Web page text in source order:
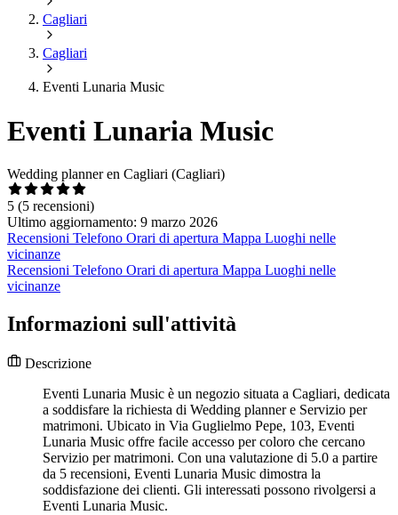
Cagliari
Cagliari
Eventi Lunaria Music
Eventi Lunaria Music
Wedding planner en Cagliari (Cagliari)
5 (5 recensioni)
Ultimo aggiornamento: 9 marzo 2026
Recensioni Telefono Orari di apertura Mappa Luoghi nelle
vicinanze
Recensioni Telefono Orari di apertura Mappa Luoghi nelle
vicinanze
Informazioni sull'attività
Descrizione
Eventi Lunaria Music è un negozio situata a Cagliari, dedicata
a soddisfare la richiesta di Wedding planner e Servizio per
matrimoni. Ubicato in Via Guglielmo Pepe, 103, Eventi
Lunaria Music offre facile accesso per coloro che cercano
Servizio per matrimoni. Con una valutazione di 5.0 a partire
da 5 recensioni, Eventi Lunaria Music dimostra la
soddisfazione dei clienti. Gli interessati possono rivolgersi a
Eventi Lunaria Music.